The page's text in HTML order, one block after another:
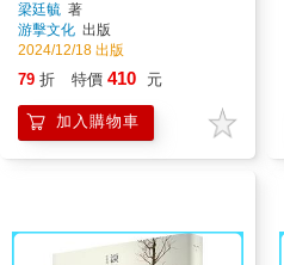
梁廷毓 著
游擊文化 出版
2024/12/18 出版
79 折 特價 410 元
加入購物車